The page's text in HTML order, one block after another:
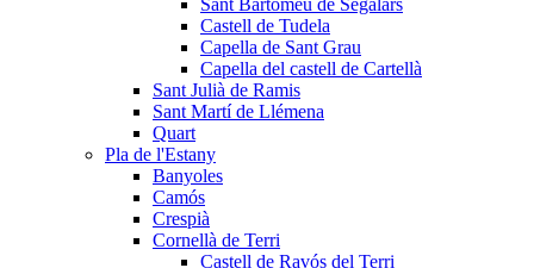
Sant Bartomeu de Segalars
Castell de Tudela
Capella de Sant Grau
Capella del castell de Cartellà
Sant Julià de Ramis
Sant Martí de Llémena
Quart
Pla de l'Estany
Banyoles
Camós
Crespià
Cornellà de Terri
Castell de Ravós del Terri